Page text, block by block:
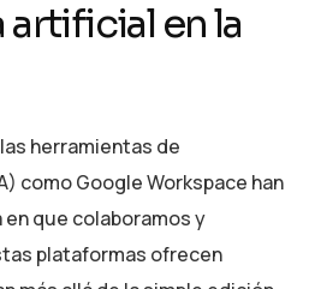
en la
herramientas de
como Google Workspace han
que colaboramos y
plataformas ofrecen